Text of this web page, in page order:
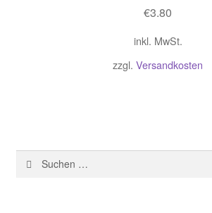
€3.80
inkl. MwSt.
zzgl. Versandkosten
Suchen
nach: